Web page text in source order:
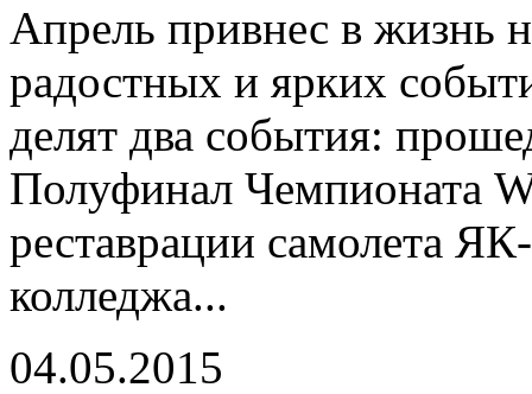
Апрель привнес в жизнь
радостных и ярких
делят два события:
Полуфинал Чемпионата
реставрации самолета
колледжа...
04.05.2015